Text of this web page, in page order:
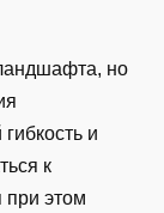
но
и
к
этом